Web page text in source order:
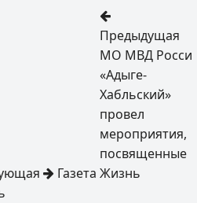
Предыдущая
МО МВД Росси
«Адыге-
Хабльский»
провел
мероприятия,
посвященные
Газета Жизнь